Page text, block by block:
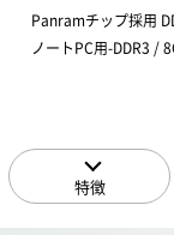
Panramチップ採用
ノートPC用-DDR3 /
特徴